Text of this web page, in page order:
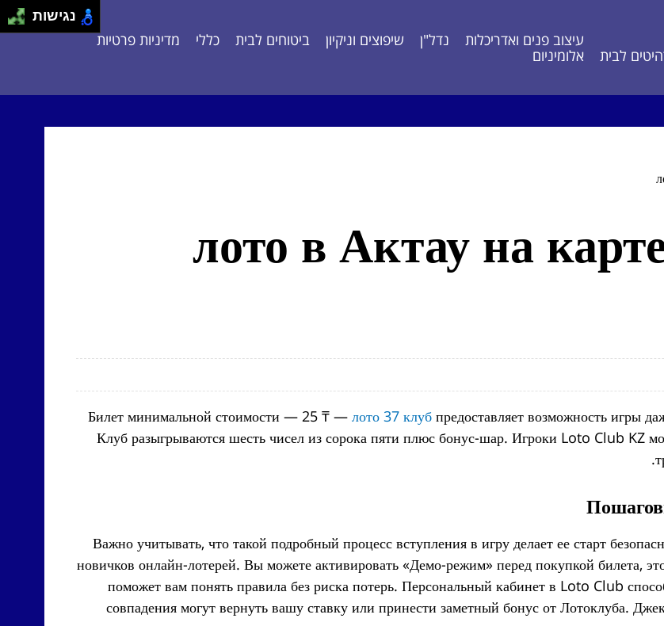
לבית
עיצוב פנים ואדריכלות
אלומיניום
נדל"ן שיפוצים וניקיון ביטוחים לבית כללי מדיניות פרטיות
11 лото в Актау на
Билет минимальной стоимости — 25 ₸ — лото 37 клуб предоставляет возможность игры
Клуб разыгрываются шесть чисел из сорока пяти плюс бонус-шар. Игроки Loto Club KZ
Важно учитывать, что такой подробный процесс вступления в игру делает ее старт
новичков онлайн-лотерей. Вы можете активировать «Демо-режим» перед покупкой билета,
поможет вам понять правила без риска потерь. Персональный кабинет в Loto Club
совпадения могут вернуть вашу ставку или принести заметный бонус от Лотоклуба.
נגישות